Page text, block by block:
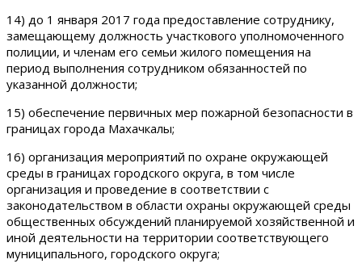
14) до 1 января 2017 года предоставление сотруднику,
замещающему должность участкового уполномоченного
полиции, и членам его семьи жилого помещения на
период выполнения сотрудником обязанностей по
указанной должности;
15) обеспечение первичных мер пожарной безопасности в
границах города Махачкалы;
16) организация мероприятий по охране окружающей
среды в границах городского округа, в том числе
организация и проведение в соответствии с
законодательством в области охраны окружающей среды
общественных обсуждений планируемой хозяйственной и
иной деятельности на территории соответствующего
муниципального, городского округа;